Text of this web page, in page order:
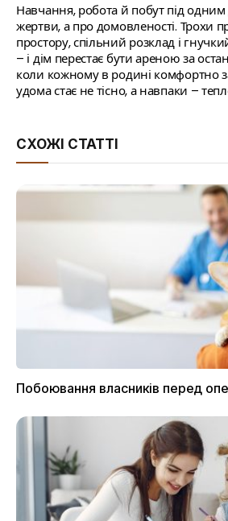
Навчання, робота й побут під
жертви, а про домовленості. Трохи
простору, спільний розклад і
– і дім перестає бути ареною за
коли кожному в родині комфортно
удома стає не тісно, а навпаки –
СХОЖІ СТАТТІ
Побоювання власників перед